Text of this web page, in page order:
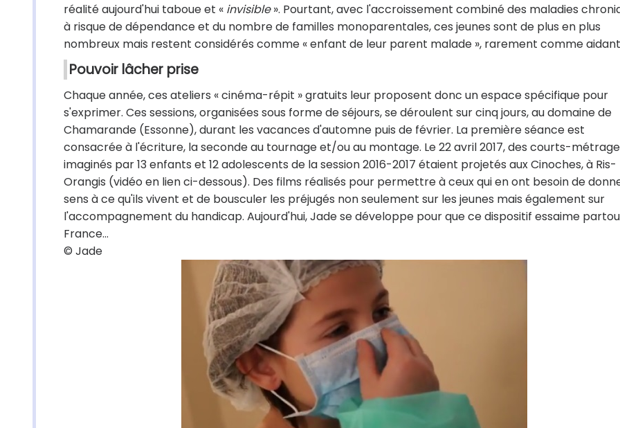
réalité aujourd'hui taboue et « invisible». Pourtant, avec l'accroissement combiné des maladies
à risque de dépendance et du nombre de familles monoparentales, ces jeunes sont de plus en plus
nombreux mais restent considérés comme « enfant de leur parent malade », rarement comme
Pouvoir lâcher prise
Chaque année, ces ateliers « cinéma-répit » gratuits leur proposent donc un espace spécifique pour
s'exprimer. Ces sessions, organisées sous forme de séjours, se déroulent sur cinq jours, au domaine de
Chamarande (Essonne), durant les vacances d'automne puis de février. La première séance est
consacrée à l'écriture, la seconde au tournage et/ou au montage. Le 22 avril 2017, des courts-
imaginés par 13 enfants et 12 adolescents de la session 2016-2017 étaient projetés aux Cinoches, à Ris-
Orangis (vidéo en lien ci-dessous). Des films réalisés pour permettre à ceux qui en ont besoin de
sens à ce qu'ils vivent et de bousculer les préjugés non seulement sur les jeunes mais également sur
l'accompagnement du handicap. Aujourd'hui, Jade se développe pour que ce dispositif essaime
France…
© Jade